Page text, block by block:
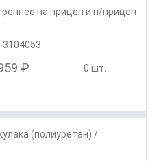
на прицеп и п/прицеп
3104053
₽ 0 шт.
(полиуретан) /